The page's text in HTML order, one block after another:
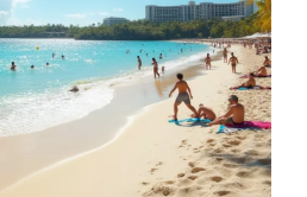
mejores oportunidades
bienes raíces en